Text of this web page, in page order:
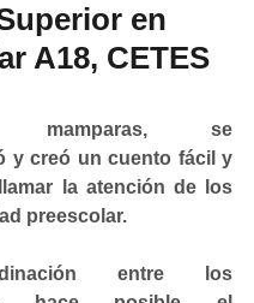
en
A18, CETES
mamparas, se
y creó un cuento fácil y
la atención de los
preescolar.
entre los